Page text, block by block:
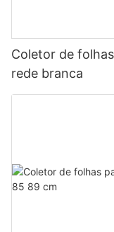
Coletor de
rede branca